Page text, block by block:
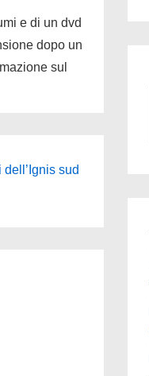
e di un dvd
dopo un
sul
sud